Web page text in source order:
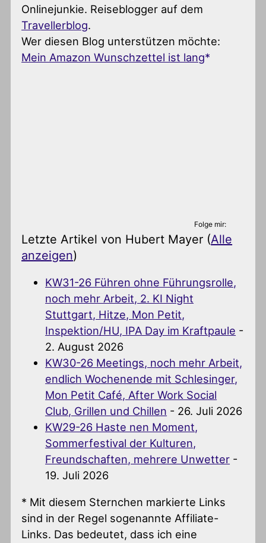
Onlinejunkie. Reiseblogger auf dem
Travellerblog.
Wer diesen Blog unterstützen möchte:
Mein Amazon Wunschzettel ist lang
Folge mir:
Letzte Artikel von Hubert Mayer (Alle
anzeigen)
KW31-26 Führen ohne Führungsrolle,
noch mehr Arbeit, 2. KI Night
Stuttgart, Hitze, Mon Petit,
Inspektion/HU, IPA Day im Kraftpaule -
2. August 2026
KW30-26 Meetings, noch mehr Arbeit,
endlich Wochenende mit Schlesinger,
Mon Petit Café, After Work Social
Club, Grillen und Chillen - 26. Juli 2026
KW29-26 Haste nen Moment,
Sommerfestival der Kulturen,
Freundschaften, mehrere Unwetter -
19. Juli 2026
* Mit diesem Sternchen markierte Links
sind in der Regel sogenannte Affiliate-
Links. Das bedeutet, dass ich eine